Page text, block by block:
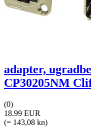
adapter,
CP30205NM
(0)
18.99 EUR
(= 143,08 kn)